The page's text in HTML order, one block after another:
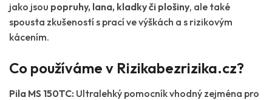
jako jsou popruhy, lana, kladky či plošiny, ale také
spousta zkušeností s prací ve výškách a s rizikovým
kácením.
Co používáme v Rizikabezrizika.cz?
Pila MS 150TC: Ultralehký pomocník vhodný zejména pro